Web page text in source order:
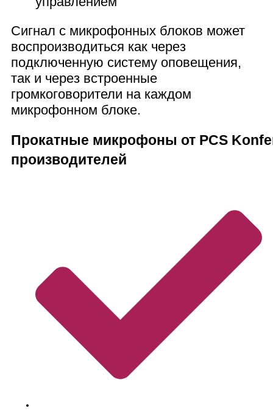
Сигнал с микрофонных блоков может
воспроизводиться как через
подключенную систему оповещения,
так и через встроенные
громкоговорители на каждом
микрофонном блоке.
Прокатные микрофоны от PCS
производителей